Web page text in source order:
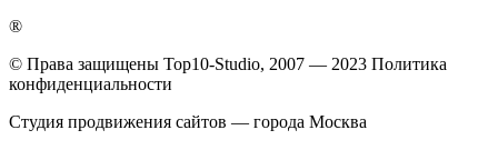
®
© Права защищены Top10-Studio, 2007 — 2023 Политика
конфиденциальности
Студия продвижения сайтов — города Москва